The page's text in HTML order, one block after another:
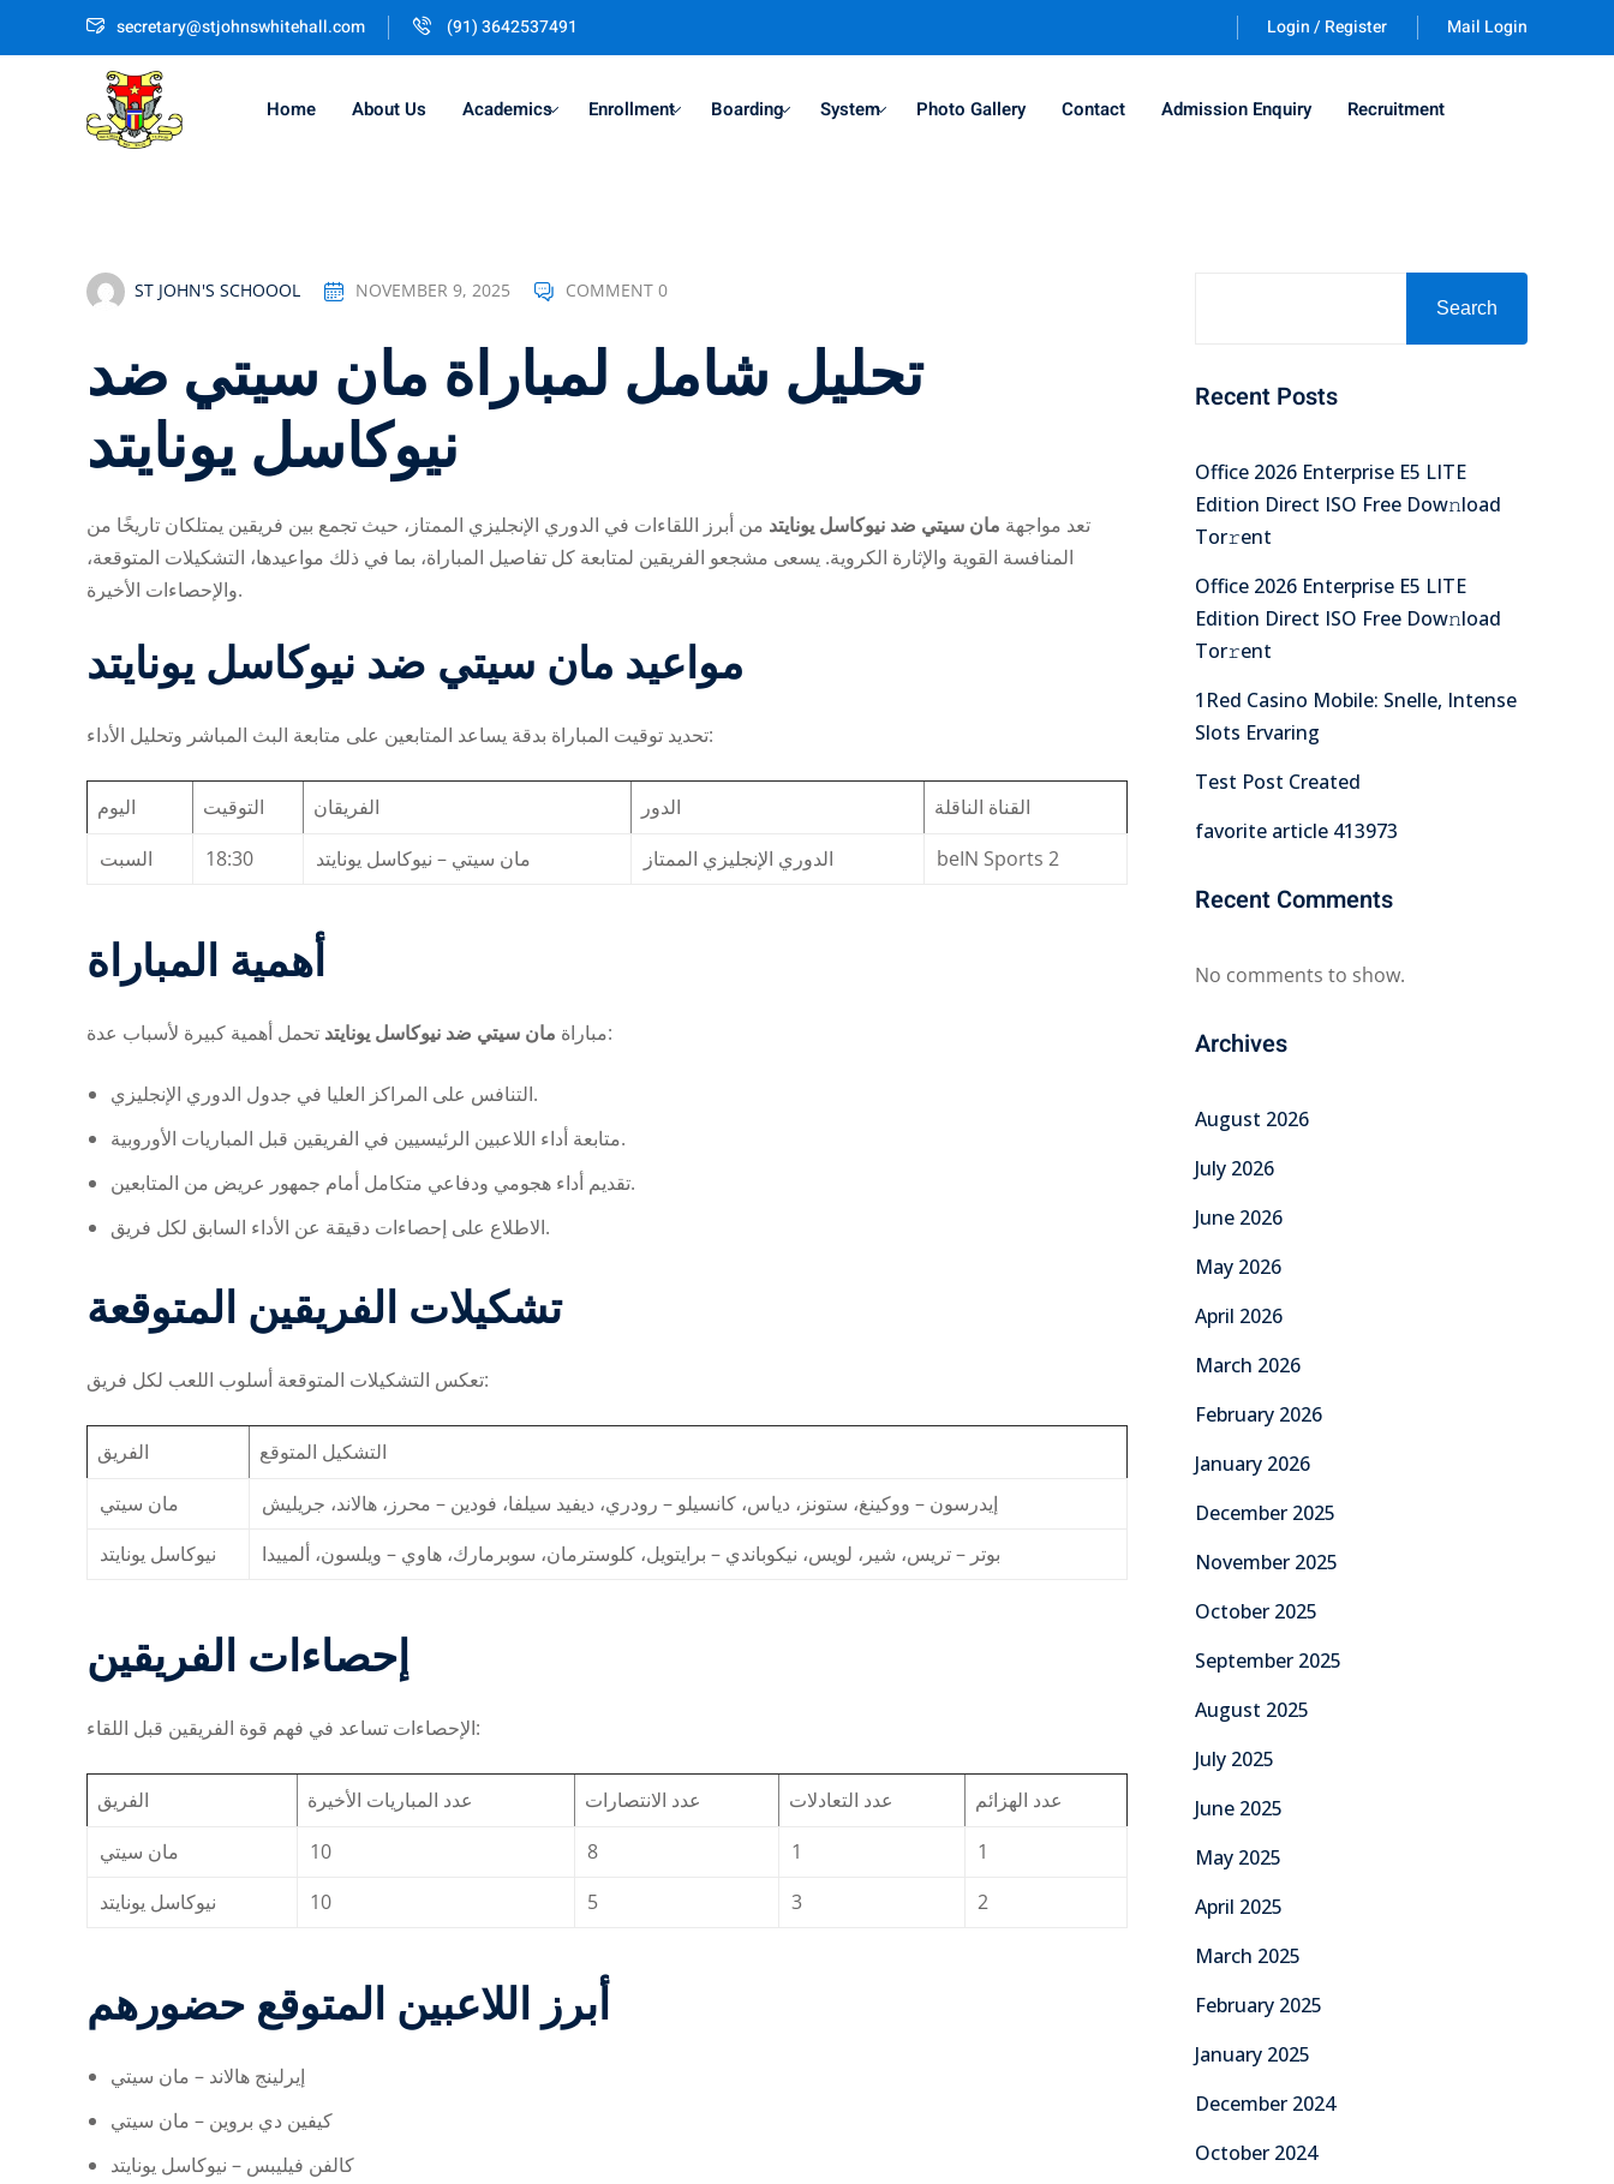
secretary@stjohnswhitehall.com (91) 3642537491 Login / Register Mail Login
Home About Us Academics Enrollment Boarding System Photo Gallery Contact Admission Enquiry Recruitment
ST JOHN'S SCHOOOL NOVEMBER 9, 2025 COMMENT 0
تحليل شامل لمباراة مان سيتي ضد
نيوكاسل يونايتد
تعد مواجهة مان سيتي ضد نيوكاسل يونايتد من أبرز اللقاءات في الدوري الإنجليزي الممتاز، حيث تجمع بين فريقين يمتلكان تاريخًا من
المنافسة القوية والإثارة الكروية. يسعى مشجعو الفريقين لمتابعة كل تفاصيل المباراة، بما في ذلك مواعيدها، التشكيلات المتوقعة،
والإحصاءات الأخيرة.
مواعيد مان سيتي ضد نيوكاسل يونايتد
تحديد توقيت المباراة بدقة يساعد المتابعين على متابعة البث المباشر وتحليل الأداء:
اليوم التوقيت الفريقان الدور
القناة الناقلة
السبت
18:30 مان سيتي – نيوكاسل يونايتد الدوري الإنجليزي الممتاز beIN Sports 2
أهمية المباراة
مباراة مان سيتي ضد نيوكاسل يونايتد تحمل أهمية كبيرة لأسباب عدة:
التنافس على المراكز العليا في جدول الدوري الإنجليزي.
متابعة أداء اللاعبين الرئيسيين في الفريقين قبل المباريات الأوروبية.
تقديم أداء هجومي ودفاعي متكامل أمام جمهور عريض من المتابعين.
الاطلاع على إحصاءات دقيقة عن الأداء السابق لكل فريق.
تشكيلات الفريقين المتوقعة
تعكس التشكيلات المتوقعة أسلوب اللعب لكل فريق:
الفريق
التشكيل المتوقع
مان سيتي
إيدرسون – ووكينغ، ستونز، دياس، كانسيلو – رودري، ديفيد سيلفا، فودين – محرز، هالاند، جريليش
نيوكاسل يونايتد
بوتر – تريس، شير، لويس، نيكوباندي – برايتويل، كلوسترمان، سوبرمارك، هاوي – ويلسون، ألمييدا
إحصاءات الفريقين
الإحصاءات تساعد في فهم قوة الفريقين قبل اللقاء:
الفريق عدد المباريات الأخيرة عدد الانتصارات عدد التعادلات
عدد الهزائم
مان سيتي
10 8 1
1
نيوكاسل يونايتد
10 5 3 2
أبرز اللاعبين المتوقع حضورهم
إيرلينج هالاند – مان سيتي
كيفين دي بروين – مان سيتي
كالفن فيليبس – نيوكاسل يونايتد
Search
Recent Posts
Office 2026 Enterprise E5 LITE
Edition Direct ISO Frее Dow𝚗load
Tоr𝚛ent
Office 2026 Enterprise E5 LITE
Edition Direct ISO Frее Dow𝚗load
Tоr𝚛ent
1Red Casino Mobile: Snelle, Intense
Slots Ervaring
Test Post Created
favorite article 413973
Recent Comments
No comments to show.
Archives
August 2026
July 2026
June 2026
May 2026
April 2026
March 2026
February 2026
January 2026
December 2025
November 2025
October 2025
September 2025
August 2025
July 2025
June 2025
May 2025
April 2025
March 2025
February 2025
January 2025
December 2024
October 2024
Don’t have an account?